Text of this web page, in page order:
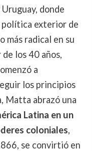
donde
política exterior de
más radical en su
los 40 años,
a
los principios
Matta abrazó una
Latina en un
coloniales,
se convirtió en